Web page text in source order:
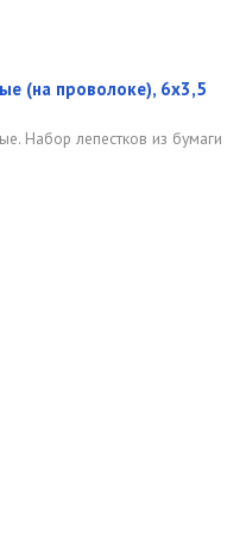
(на проволоке), 6х3,5
Набор лепестков из бумаги